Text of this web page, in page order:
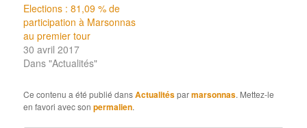
Elections : 81,09 % de
participation à Marsonnas
au premier tour
30 avril 2017
Dans "Actualités"
Ce contenu a été publié dansActualitésparmarsonnas. Mettez-le
en favori avec sonpermalien.